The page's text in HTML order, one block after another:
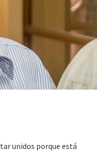
unidos porque está